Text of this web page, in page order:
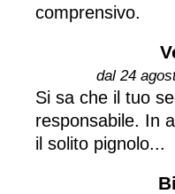
comprensivo.
dal 24
Si sa che il tuo
responsabile. In
il solito pignolo...